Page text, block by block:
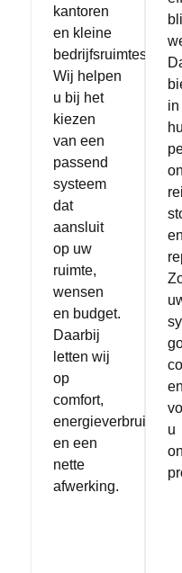
kantoren
en kleine
bedrijfsruimtes.
Wij helpen
u bij het
kiezen
van een
passend
systeem
dat
aansluit
op uw
ruimte,
wensen
en budget.
Daarbij
letten wij
op
comfort,
energieverbruik
en een
nette
afwerking.
in
en
en
u